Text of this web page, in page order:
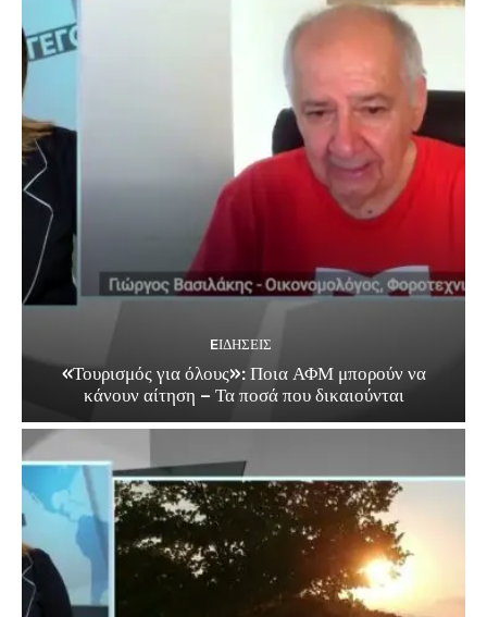
EΙΔΗΣΕΙΣ
«Τουρισμός για όλους»: Ποια ΑΦΜ μπορούν να
κάνουν αίτηση – Τα ποσά που δικαιούνται